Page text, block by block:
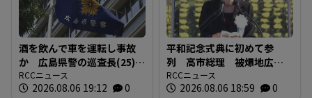
酒を飲んで車を運転し事故
か 広島県警の巡査長(25)を
懲戒免職 事故の1時間半前
に“飲食店で飲酒” 基準値
RCCニュース
2026.08.06 19:12 0
平和記念式典に初めて参
列 高市総理 被爆地広島
で何を語る 「非核三原
則」への言及は
RCCニュース
2026.08.06 18:59 0